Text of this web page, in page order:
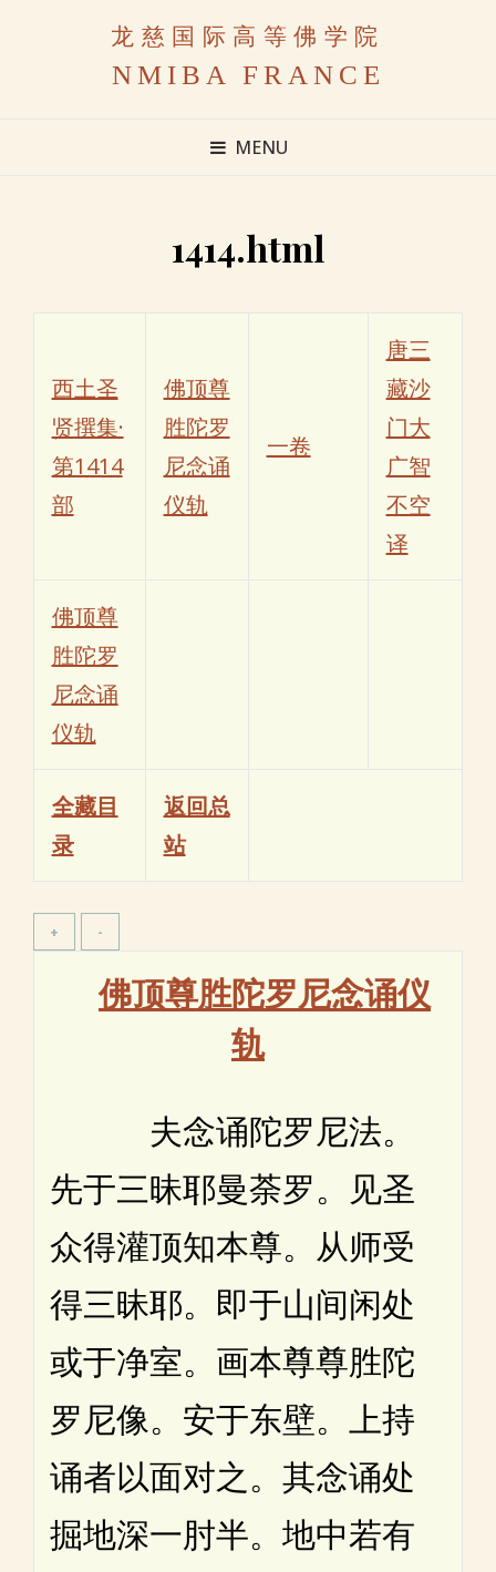
龙慈国际高等佛学院
NMIBA FRANCE
MENU
1414.html
西土圣
贤撰集·
第1414
部
佛顶尊
胜陀罗
尼念诵
仪轨
一卷
唐三
藏沙
门大
广智
不空
译
佛顶尊
胜陀罗
尼念诵
仪轨
全藏目
录
返回总
站
佛顶尊胜陀罗尼念诵仪
轨
夫念诵陀罗尼法。
先于三昧耶曼荼罗。见圣
众得灌顶知本尊。从师受
得三昧耶。即于山间闲处
或于净室。画本尊尊胜陀
罗尼像。安于东壁。上持
诵者以面对之。其念诵处
掘地深一肘半。地中若有